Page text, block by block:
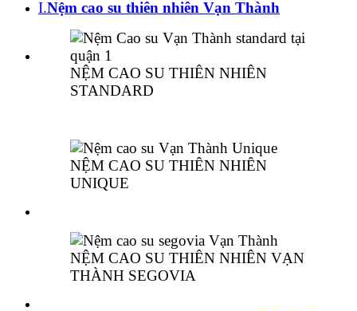
I.Nệm cao su thiên nhiên Vạn Thành
NỆM CAO SU THIÊN NHIÊN
STANDARD
NỆM CAO SU THIÊN NHIÊN
UNIQUE
NỆM CAO SU THIÊN NHIÊN VẠN
THÀNH SEGOVIA